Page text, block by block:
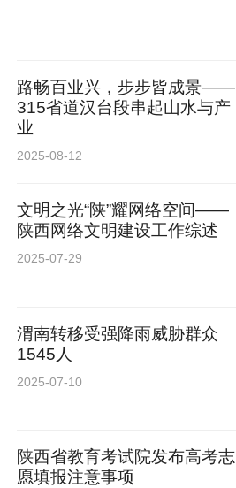
路畅百业兴，步步皆成景——
315省道汉台段串起山水与产
业
2025-08-12
文明之光“陕”耀网络空间——
陕西网络文明建设工作综述
2025-07-29
渭南转移受强降雨威胁群众
1545人
2025-07-10
陕西省教育考试院发布高考志
愿填报注意事项